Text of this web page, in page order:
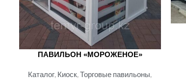
ПАВИЛЬОН «МОРОЖЕНОЕ»
Каталог, Киоск,Торговые павильоны,